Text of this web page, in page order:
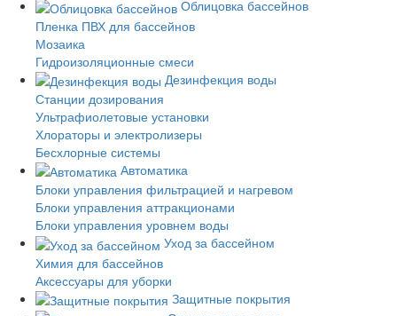
Облицовка бассейнов
Пленка ПВХ для бассейнов
Мозаика
Гидроизоляционные смеси
Дезинфекция воды
Станции дозирования
Ультрафиолетовые установки
Хлораторы и электролизеры
Бесхлорные системы
Автоматика
Блоки управления фильтрацией и нагревом
Блоки управления аттракционами
Блоки управления уровнем воды
Уход за бассейном
Химия для бассейнов
Аксессуары для уборки
Защитные покрытия